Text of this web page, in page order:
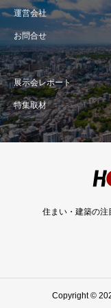
運営会社
お問合せ
展示会レポート
特集取材
住まい・建築の注
Copyright ©